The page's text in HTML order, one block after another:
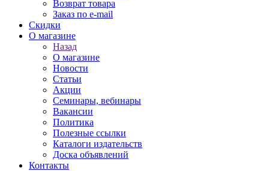
Возврат товара
Заказ по e-mail
Скидки
О магазине
Назад
О магазине
Новости
Статьи
Акции
Семинары, вебинары
Вакансии
Политика
Полезные ссылки
Каталоги издательств
Доска объявлений
Контакты